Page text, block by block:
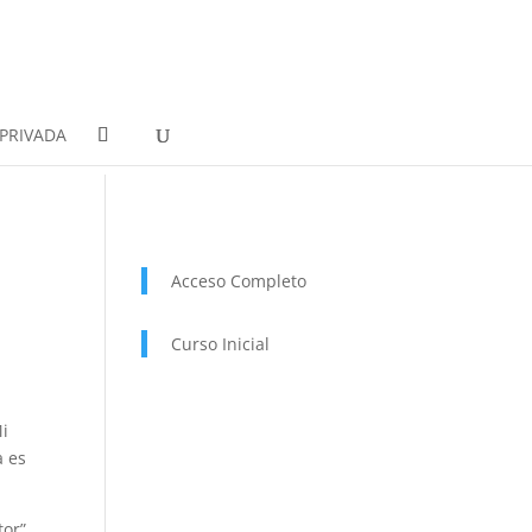
es
Acceso Completo
Curso Inicial